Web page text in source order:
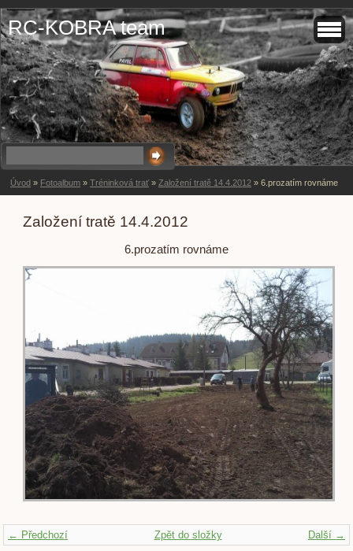
RC-KOBRA team
Úvod » Fotoalbum » Tréninková trať » Založení tratě 14.4.2012 » 6.prozatím rovnáme
Založení tratě 14.4.2012
6.prozatím rovnáme
← Předchozí Další →
Zpět do složky